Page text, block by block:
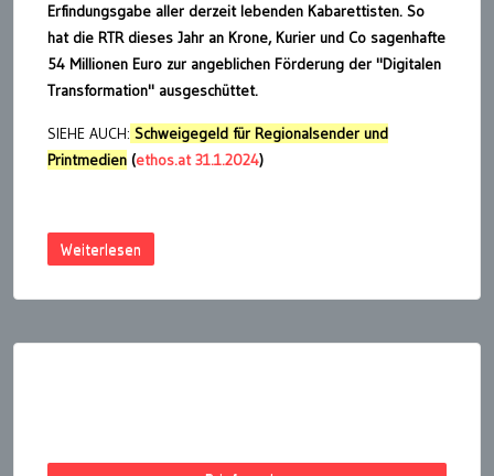
Erfindungsgabe aller derzeit lebenden Kabarettisten. So
hat die RTR dieses Jahr an Krone, Kurier und Co sagenhafte
54 Millionen Euro zur angeblichen Förderung der "Digitalen
Transformation" ausgeschüttet.
SIEHE AUCH: Schweigegeld für Regionalsender und
Printmedien (ethos.at 31.1.2024)
Weiterlesen
der